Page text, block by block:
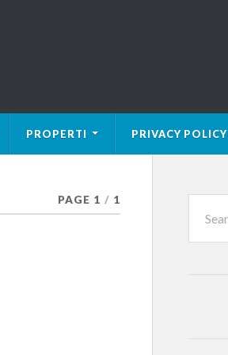
PROPERTI PRIVACY POLICY
PAGE 1 / 1